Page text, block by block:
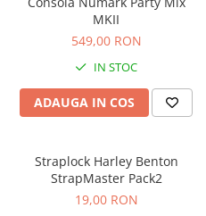
MKII
549,00 RON
IN STOC
ADAUGA IN COS
Straplock Harley Benton
StrapMaster Pack2
19,00 RON